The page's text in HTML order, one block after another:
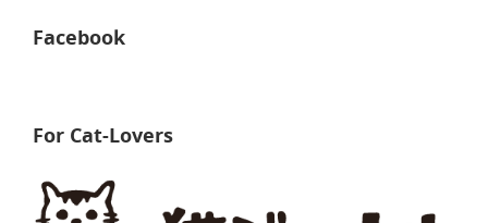
Facebook
For Cat-Lovers